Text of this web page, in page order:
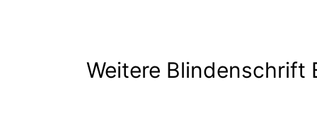
Weitere Blindenschrift